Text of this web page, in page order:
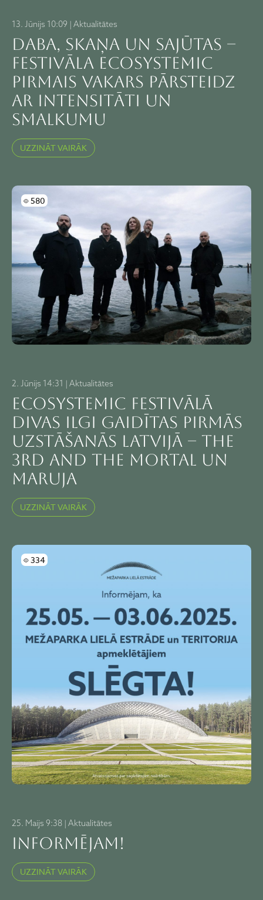
13. Jūnijs 10:09 | Aktualitātes
Daba, skaņa un sajūtas –
festivāla ECOSYSTEMIC
pirmais vakars pārsteidz
ar intensitāti un
smalkumu
UZZINĀT VAIRĀK
580
Skatījumi
2. Jūnijs 14:31 | Aktualitātes
ECOSYSTEMIC festivālā
divas ilgi gaidītas pirmās
uzstāšanās Latvijā – The
3rd and the Mortal un
Maruja
UZZINĀT VAIRĀK
334
Skatījumi
25. Maijs 9:38 | Aktualitātes
INFORMĒJAM!
UZZINĀT VAIRĀK